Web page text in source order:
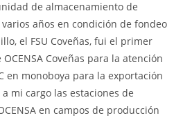
de almacenamiento de
años en condición de fondeo
el FSU Coveñas, fui el primer
Coveñas para la atención
en monoboya para la exportación
mi cargo las estaciones de
en campos de producción